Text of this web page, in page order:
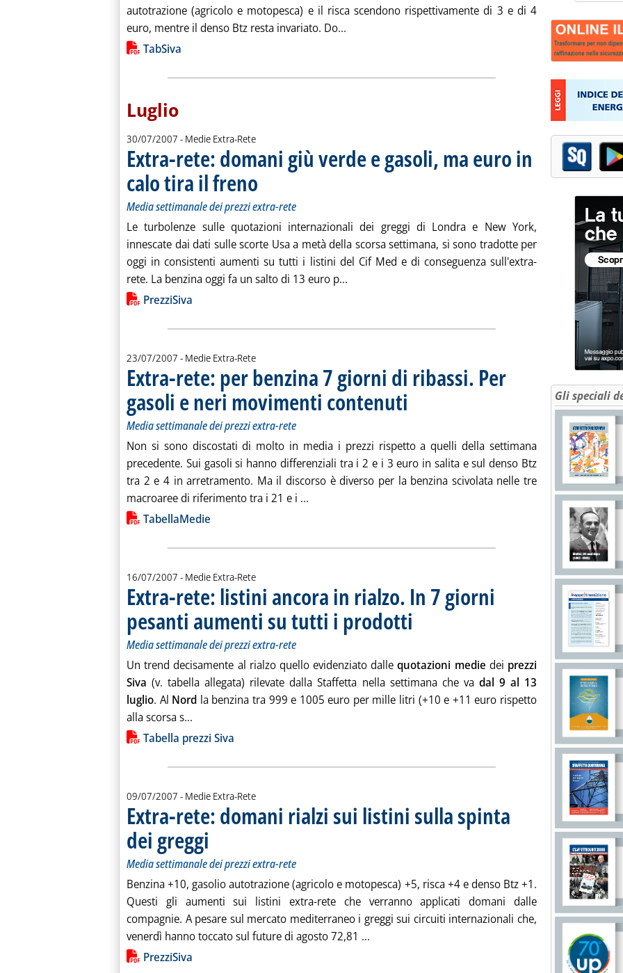
autotrazione (agricolo e motopesca) e il risca scendono rispettivamente di 3 e di 4
euro, mentre il denso Btz resta invariato. Do... Leggi tutta la notizia: 'Extra-rete: in discesa benzina e
Lista allegati PDF alla notizia
TabSiva
Luglio
30/07/2007 - Medie Extra-Rete
Extra-rete: domani giù verde e gasoli, ma euro in
calo tira il freno . Sottotitolo: Media settimanale dei prezzi extra-rete
. Pubblicata lunedì 30 luglio 2007 alle 10.50.
Media settimanale dei prezzi extra-rete
Le turbolenze sulle quotazioni internazionali dei greggi di Londra e New York,
innescate dai dati sulle scorte Usa a metà della scorsa settimana, si sono tradotte per
oggi in consistenti aumenti su tutti i listini del Cif Med e di conseguenza sull'extra-
rete. La benzina oggi fa un salto di 13 euro p... Leggi tutta la notizia: 'Extra-rete: domani giù verde e
Lista allegati PDF alla notizia
PrezziSiva
23/07/2007 - Medie Extra-Rete
Extra-rete: per benzina 7 giorni di ribassi. Per
gasoli e neri movimenti contenuti . Sottotitolo: Media settimanale dei prezzi extra-rete
. Pubblicata lunedì 23 luglio 2007 alle 11.38.
Media settimanale dei prezzi extra-rete
Non si sono discostati di molto in media i prezzi rispetto a quelli della settimana
precedente. Sui gasoli si hanno differenziali tra i 2 e i 3 euro in salita e sul denso Btz
tra 2 e 4 in arretramento. Ma il discorso è diverso per la benzina scivolata nelle tre
macroaree di riferimento tra i 21 e i ... Leggi tutta la notizia: 'Extra-rete: per benzina 7 giorni di
Lista allegati PDF alla notizia
TabellaMedie
16/07/2007 - Medie Extra-Rete
Extra-rete: listini ancora in rialzo. In 7 giorni
pesanti aumenti su tutti i prodotti . Sottotitolo: Media settimanale dei prezzi extra-rete
. Pubblicata lunedì 16 luglio 2007 alle 15.58.
Media settimanale dei prezzi extra-rete
Un trend decisamente al rialzo quello evidenziato dallequotazioni medie dei prezzi
Siva (v. tabella allegata) rilevate dalla Staffetta nella settimana che va dal 9 al 13
luglio. Al Nord la benzina tra 999 e 1005 euro per mille litri (+10 e +11 euro rispetto
alla scorsa s... Leggi tutta la notizia: 'Extra-rete: listini ancora in rialzo. In 7 giorni pesanti aumenti
Lista allegati PDF alla notizia
Tabella prezzi Siva
09/07/2007 - Medie Extra-Rete
Extra-rete: domani rialzi sui listini sulla spinta
dei greggi
Media settimanale dei prezzi extra-rete
Benzina +10, gasolio autotrazione (agricolo e motopesca) +5, risca +4 e denso Btz +1.
Questi gli aumenti sui listini extra-rete che verranno applicati domani dalle
compagnie. A pesare sul mercato mediterraneo i greggi sui circuiti internazionali che,
venerdì hanno toccato sul future di agosto 72,81 ... Leggi tutta la notizia: 'Extra-rete: domani rialzi
Lista allegati PDF alla notizia
PrezziSiva
Gli speciali